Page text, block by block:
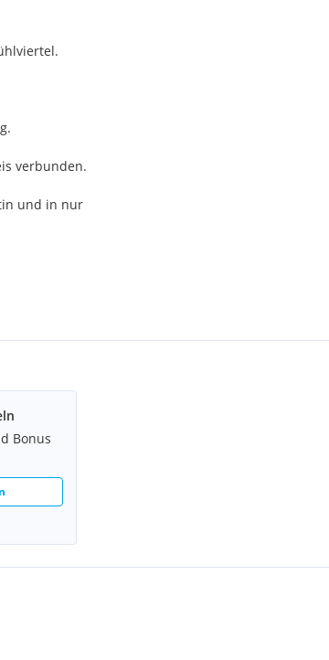
verbunden.
und in nur
Bonus